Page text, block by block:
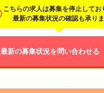
こちらの求人は募集を停止してお
最新の募集状況の確認も承りま
最新の募集状況を問い合わせる